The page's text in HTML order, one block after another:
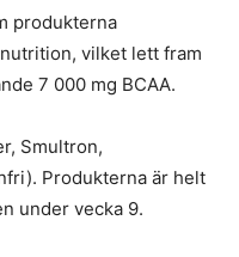
produkterna
vilket lett fram
7 000 mg BCAA.
Smultron,
Produkterna är helt
under vecka 9.